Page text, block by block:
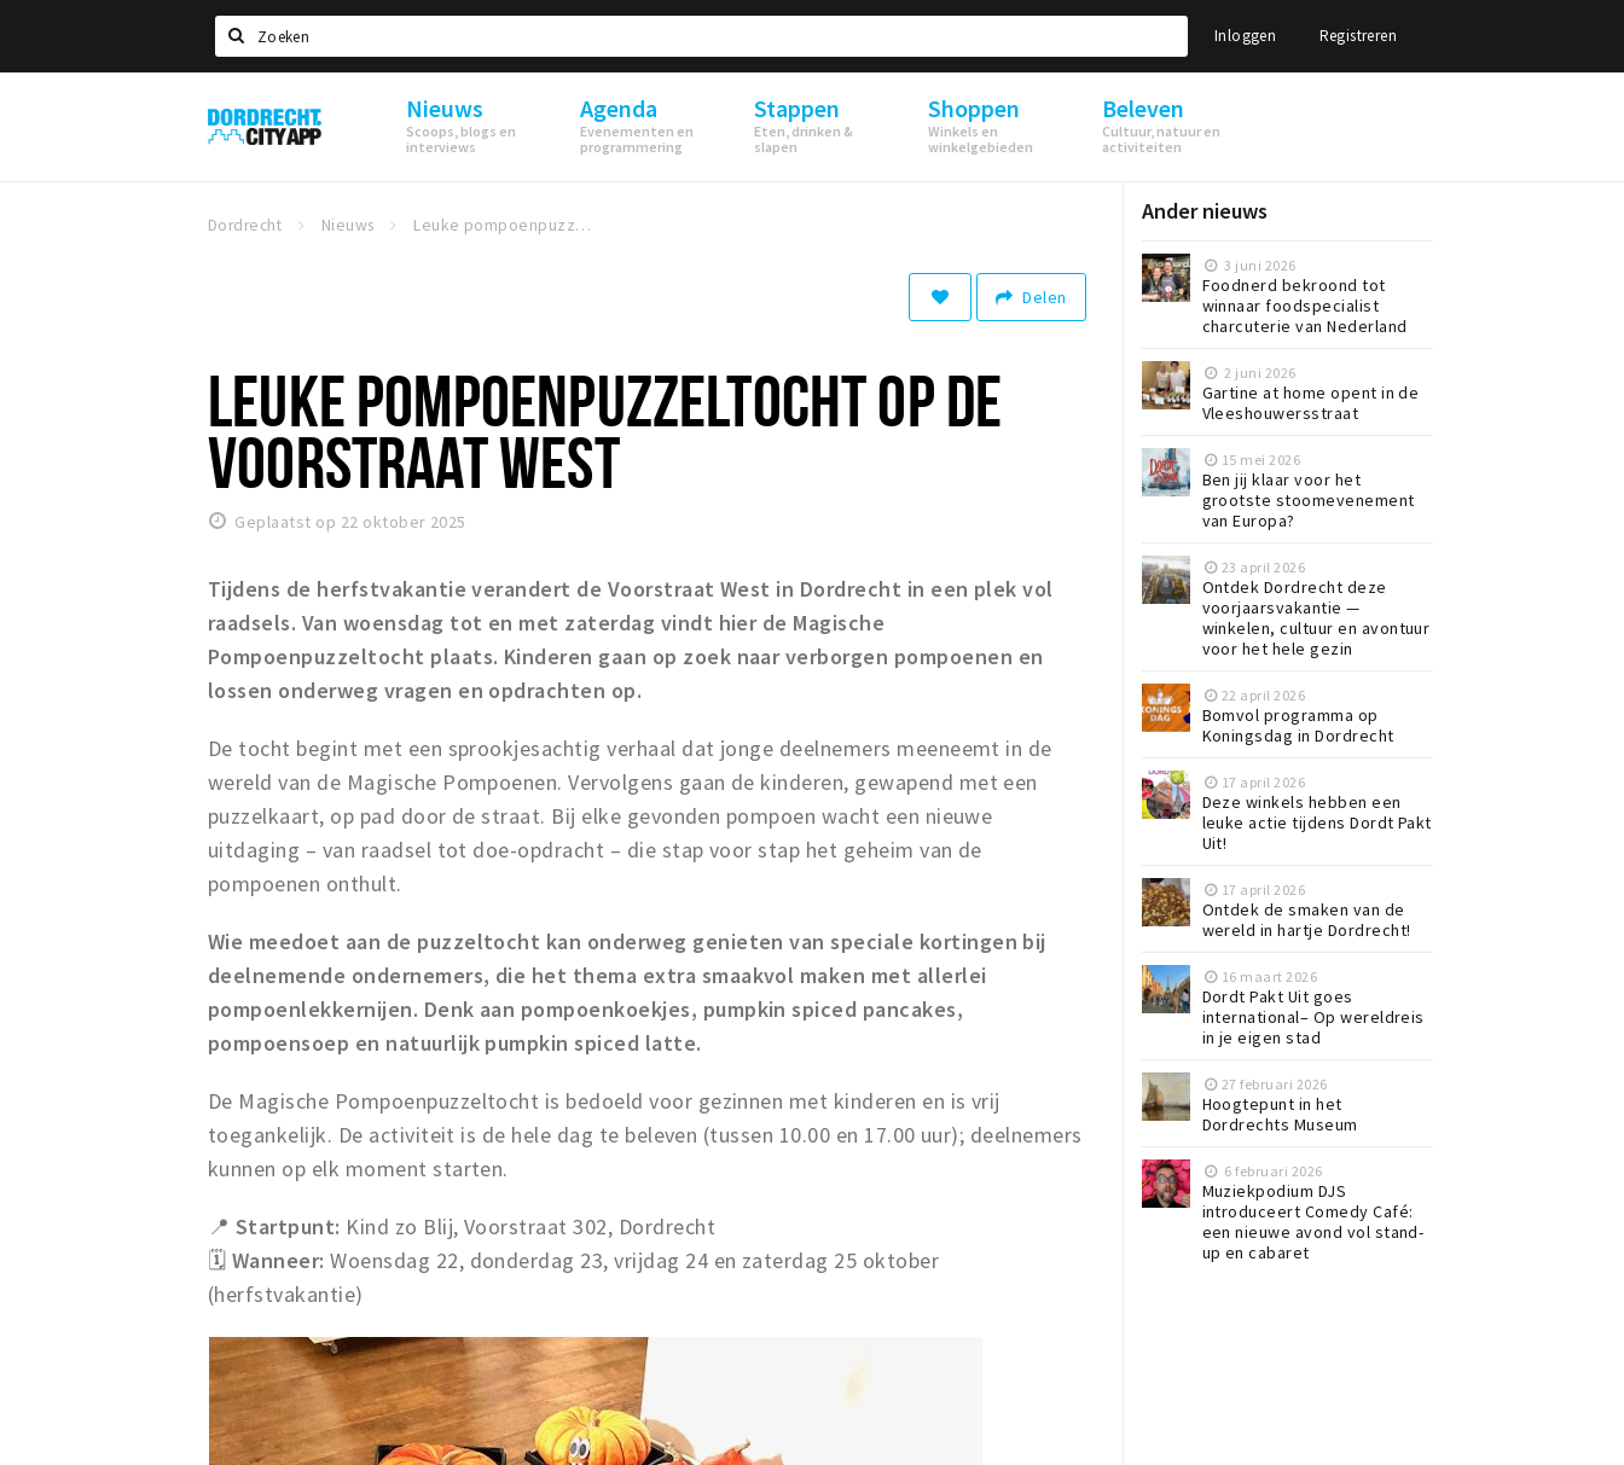
Zoeken
Inloggen Registreren
Dordrecht
City
Nieuws
Scoops, blogs en
interviews
Agenda
Evenementen en
programmering
Stappen
Eten, drinken &
slapen
Shoppen
Winkels en
winkelgebieden
Beleven
Cultuur, natuur en
activiteiten
Dordrecht Nieuws Leuke pompoenpuzzeltocht op de Voorstraat West
Delen
LEUKE POMPOENPUZZELTOCHT OP DE
VOORSTRAAT WEST
Geplaatst op 22 oktober 2025
Tijdens de herfstvakantie verandert de Voorstraat West in Dordrecht in een plek vol
raadsels. Van woensdag tot en met zaterdag vindt hier de Magische
Pompoenpuzzeltocht plaats. Kinderen gaan op zoek naar verborgen pompoenen en
lossen onderweg vragen en opdrachten op.
De tocht begint met een sprookjesachtig verhaal dat jonge deelnemers meeneemt in de
wereld van de Magische Pompoenen. Vervolgens gaan de kinderen, gewapend met een
puzzelkaart, op pad door de straat. Bij elke gevonden pompoen wacht een nieuwe
uitdaging – van raadsel tot doe-opdracht – die stap voor stap het geheim van de
pompoenen onthult.
Wie meedoet aan de puzzeltocht kan onderweg genieten van speciale kortingen bij
deelnemende ondernemers, die het thema extra smaakvol maken met allerlei
pompoenlekkernijen. Denk aan pompoenkoekjes, pumpkin spiced pancakes,
pompoensoep en natuurlijk pumpkin spiced latte.
De Magische Pompoenpuzzeltocht is bedoeld voor gezinnen met kinderen en is vrij
toegankelijk. De activiteit is de hele dag te beleven (tussen 10.00 en 17.00 uur); deelnemers
kunnen op elk moment starten.
📍 Startpunt: Kind zo Blij, Voorstraat 302, Dordrecht
🗓️ Wanneer: Woensdag 22, donderdag 23, vrijdag 24 en zaterdag 25 oktober
(herfstvakantie)
Ander nieuws
3 juni 2026
Foodnerd bekroond tot
winnaar foodspecialist
charcuterie van Nederland
2 juni 2026
Gartine at home opent in de
Vleeshouwersstraat
15 mei 2026
Ben jij klaar voor het
grootste stoomevenement
van Europa?
23 april 2026
Ontdek Dordrecht deze
voorjaarsvakantie —
winkelen, cultuur en avontuur
voor het hele gezin
22 april 2026
Bomvol programma op
Koningsdag in Dordrecht
17 april 2026
Deze winkels hebben een
leuke actie tijdens Dordt Pakt
Uit!
17 april 2026
Ontdek de smaken van de
wereld in hartje Dordrecht!
16 maart 2026
Dordt Pakt Uit goes
international– Op wereldreis
in je eigen stad
27 februari 2026
Hoogtepunt in het
Dordrechts Museum
6 februari 2026
Muziekpodium DJS
introduceert Comedy Café:
een nieuwe avond vol stand-
up en cabaret